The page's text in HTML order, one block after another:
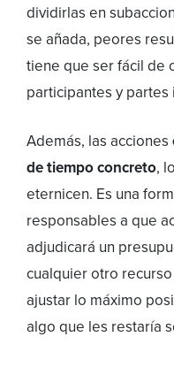
dividirlas en
se añada, peores
tiene que ser fácil de
participantes y partes
Además, las acciones
de tiempo concreto,
eternicen. Es una
responsables a que
adjudicará un
cualquier otro
ajustar lo máximo
algo que les restaría